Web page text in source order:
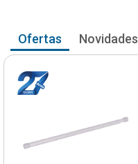
Ofertas Novidades